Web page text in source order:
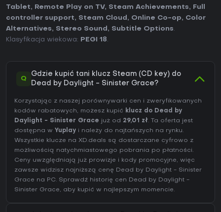
Tablet, Remote Play on TV, Steam Achievements,
Full
controller support, Steam Cloud , Online Co-op, Color
Alternatives, Stereo Sound , Subtitle Options.
Klasyfikacja wiekowa:
PEGI 18.
Q
Gdzie kupić tani klucz Steam (CD key) do
Dead by Daylight - Sinister Grace?
Korzystając z naszej porównywarki cen i zweryfikowanych
kodów rabatowych, możesz kupić klucz do Dead by
Daylight - Sinister Grace już od 29,01 zł. Ta oferta jest
dostępna w Yuplay i należy do najtańszych na rynku.
Wszystkie klucze na XD.deals są dostarczane cyfrowo z
możliwością natychmiastowego pobrania po płatności.
Ceny uwzględniają już prowizje i kody promocyjne, więc
zawsze widzisz najniższą cenę Dead by Daylight - Sinister
Grace na PC. Sprawdź historię cen Dead by Daylight -
Sinister Grace, aby kupić w najlepszym momencie.